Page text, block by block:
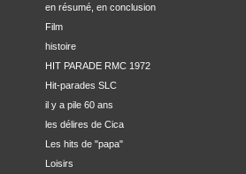
en résumé, en conclusion
Film
histoire
HIT PARADE RMC 1972
Hit-parades SLC
il y a pile 60 ans
les délires de Cica
Les hits de "papa"
Loisirs